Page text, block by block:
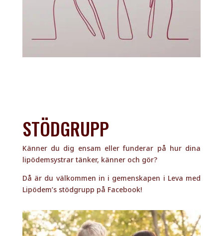
STÖDGRUPP
Känner du dig ensam eller funderar på hur dina
lipödemsystrar tänker, känner och gör?
Då är du välkommen in i gemenskapen i Leva med
Lipödem’s stödgrupp på Facebook!